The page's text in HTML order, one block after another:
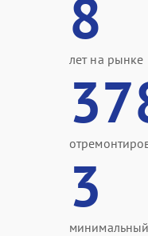
8
лет на рынке
3